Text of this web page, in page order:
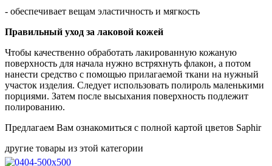
- обеспечивает вещам эластичность и мягкость
Правильный уход за лаковой кожей
Чтобы качественно обработать лакированную кожаную
поверхность для начала нужно встряхнуть флакон, а потом
нанести средство с помощью прилагаемой ткани на нужный
участок изделия. Следует использовать полироль маленькими
порциями. Затем после высыхания поверхность подлежит
полированию.
Предлагаем Вам ознакомиться с полной картой цветов Saphir
другие товары из этой категории